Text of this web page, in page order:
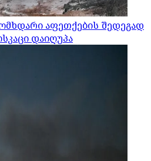
აფეთქების შედეგად
დაიღუპა